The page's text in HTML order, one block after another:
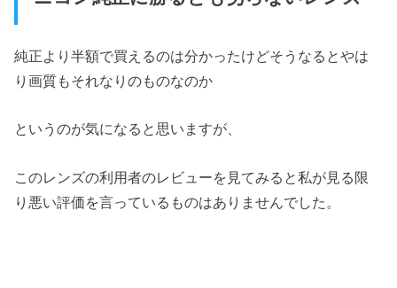
純正より半額で買えるのは分かったけどそうなるとやは
り画質もそれなりのものなのか
というのが気になると思いますが、
このレンズの利用者のレビューを見てみると私が見る限
り悪い評価を言っているものはありませんでした。